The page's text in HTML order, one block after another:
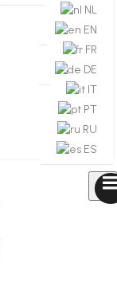
NL
EN
FR
DE
IT
PT
RU
ES